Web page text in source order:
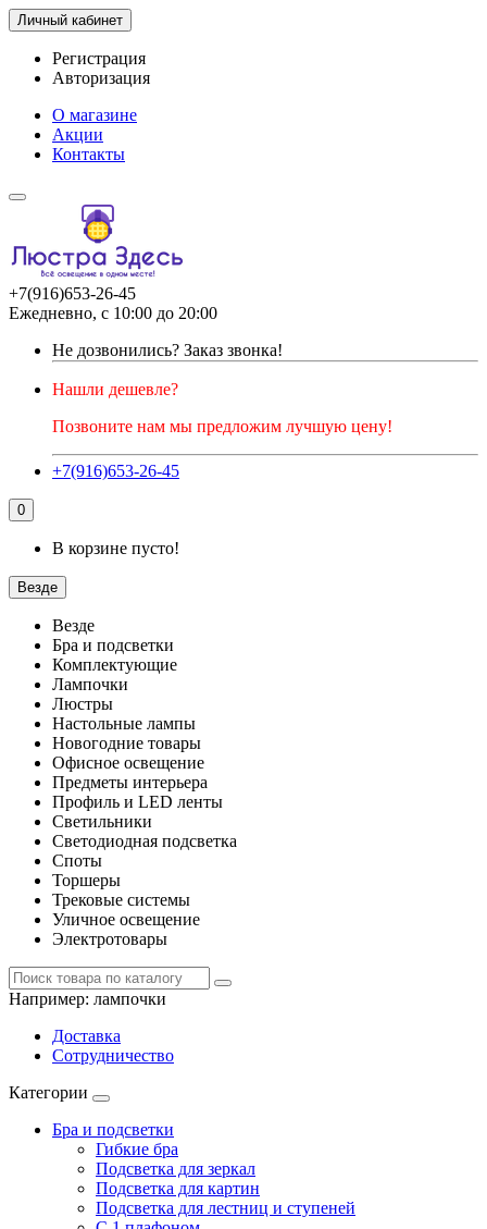
Личный кабинет
Регистрация
Авторизация
О магазине
Акции
Контакты
+7(916)653-26-45
Ежедневно, с 10:00 до 20:00
Не дозвонились? Заказ звонка!
Нашли дешевле?
Позвоните нам мы предложим лучшую цену!
+7(916)653-26-45
0
В корзине пусто!
Везде
Везде
Бра и подсветки
Комплектующие
Лампочки
Люстры
Настольные лампы
Новогодние товары
Офисное освещение
Предметы интерьера
Профиль и LED ленты
Светильники
Светодиодная подсветка
Споты
Торшеры
Трековые системы
Уличное освещение
Электротовары
Например: лампочки
Доставка
Сотрудничество
Категории
Бра и подсветки
Гибкие бра
Подсветка для зеркал
Подсветка для картин
Подсветка для лестниц и ступеней